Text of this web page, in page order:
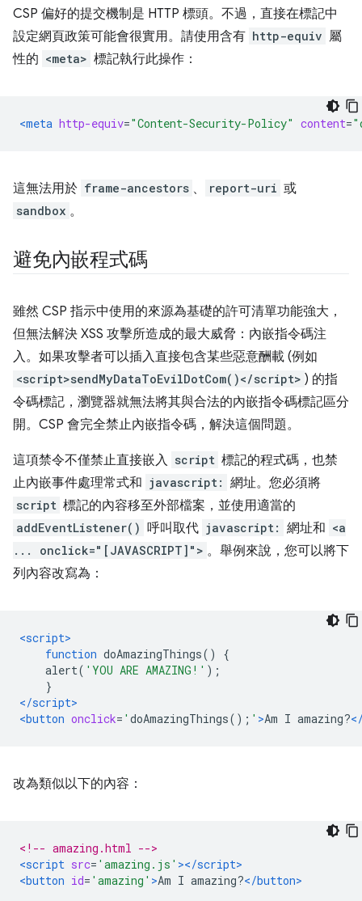
CSP 偏好的提交機制是 HTTP 標頭。不過，直接在標記中
設定網頁政策可能會很實用。請使用含有 http-equiv 屬
性的 <meta> 標記執行此操作：
<meta http-equiv="Content-Security-Policy" content=
這無法用於 frame-ancestors 、 report-uri 或
sandbox 。
避免內嵌程式碼
雖然 CSP 指示中使用的來源為基礎的許可清單功能強大，
但無法解決 XSS 攻擊所造成的最大威脅：內嵌指令碼注
入。如果攻擊者可以插入直接包含某些惡意酬載 (例如
<script>sendMyDataToEvilDotCom()</script> ) 的指
令碼標記，瀏覽器就無法將其與合法的內嵌指令碼標記區分
開。CSP 會完全禁止內嵌指令碼，解決這個問題。
這項禁令不僅禁止直接嵌入 script 標記的程式碼，也禁
止內嵌事件處理常式和 javascript: 網址。您必須將
script 標記的內容移至外部檔案，並使用適當的
addEventListener() 呼叫取代 javascript: 網址和 <a
... onclick="[JAVASCRIPT]"> 。舉例來說，您可以將下
列內容改寫為：
<script>
function doAmazingThings()
{
alert( 'YOU ARE AMAZING!' );
}
</script>
<button onclick= ' doAmazingThings(); ' >Am I amazing?
改為類似以下的內容：
<!-- amazing.html -->
<script src= 'amazing.js' ></script>
<button id= 'amazing' >Am I amazing?</button>